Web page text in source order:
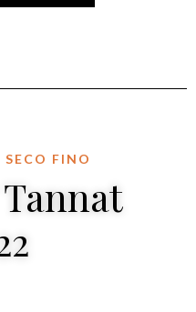
FINO